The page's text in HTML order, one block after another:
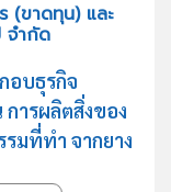
(ขาดทุน) และ
จำกัด
อบธุรกิจ
ารผลิตสิ่งของ
มที่ทำ จากยาง